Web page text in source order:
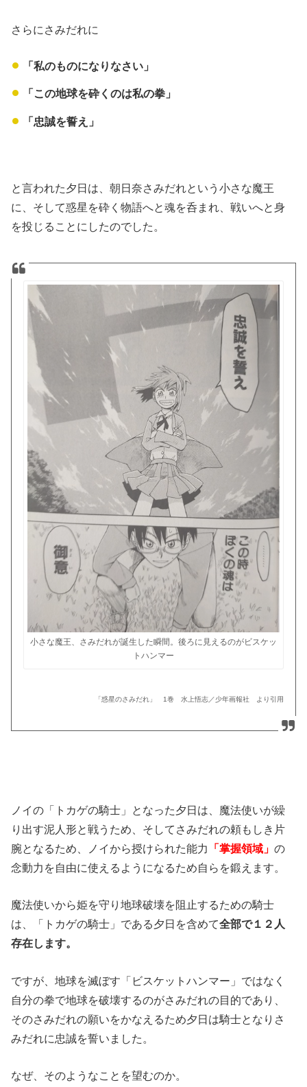
さらにさみだれに
「私のものになりなさい」
「この地球を砕くのは私の拳」
「忠誠を誓え」
と言われた夕日は、朝日奈さみだれという小さな魔王
に、そして惑星を砕く物語へと魂を呑まれ、戦いへと身
を投じることにしたのでした。
小さな魔王、さみだれが誕生した瞬間。後ろに見えるのがビスケッ
トハンマー
「惑星のさみだれ」 1巻 水上悟志／少年画報社 より引用
ノイの「トカゲの騎士」となった夕日は、魔法使いが繰
り出す泥人形と戦うため、そしてさみだれの頼もしき片
腕となるため、ノイから授けられた能力
「掌握領域」の
念動力を自由に使えるようになるため自らを鍛えます。
魔法使いから姫を守り地球破壊を阻止するための騎士
は、「トカゲの騎士」である夕日を含めて全部で１２人
存在します。
ですが、地球を滅ぼす「ビスケットハンマー」ではなく
自分の拳で地球を破壊するのがさみだれの目的であり、
そのさみだれの願いをかなえるため夕日は騎士となりさ
みだれに忠誠を誓いました。
なぜ、そのようなことを望むのか。